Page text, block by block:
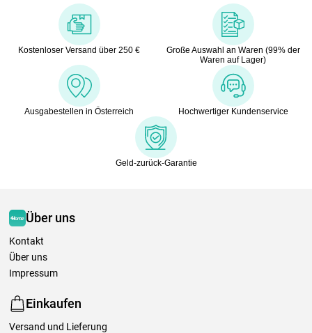
Kostenloser Versand über 250 €
Große Auswahl an Waren (99% der
Waren auf Lager)
Ausgabestellen in Österreich Hochwertiger Kundenservice
Geld-zurück-Garantie
Über uns
Kontakt
Über uns
Impressum
Einkaufen
Versand und Lieferung